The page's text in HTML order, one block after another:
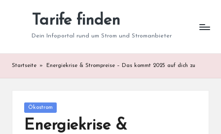
Tarife finden
Dein Infoportal rund um Strom und Stromanbieter
Startseite » Energiekrise & Strompreise – Das kommt 2025 auf dich zu
Posted
in
Ökostrom
Energiekrise &